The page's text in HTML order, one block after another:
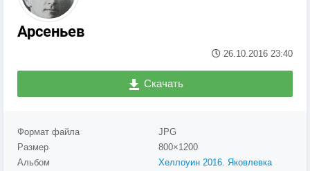
Арсеньев
26.10.2016 23:40
Скачать
Формат файла
JPG
Размер
800×1200
Альбом
Хеллоуин 2016. Яковлевка